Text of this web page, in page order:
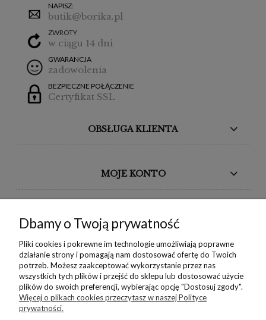
NAPISZ:
butik@borika.pl
ZWROTY
w ciągu 14 dni
GWARANCJA
zadowolenia
BEZPIECZNE POŁĄCZENIE
Certyfikat SSL
OBSŁUGA KLIENTA
MOJE KONTO
BORIKA DESIGN
MONIKA BORAK
NEWSLETTER
Dbamy o Twoją prywatność
Pliki cookies i pokrewne im technologie umożliwiają poprawne
działanie strony i pomagają nam dostosować ofertę do Twoich
potrzeb. Możesz zaakceptować wykorzystanie przez nas
wszystkich tych plików i przejść do sklepu lub dostosować użycie
plików do swoich preferencji, wybierając opcję "Dostosuj zgody".
Więcej o plikach cookies przeczytasz w naszej Polityce
prywatności.